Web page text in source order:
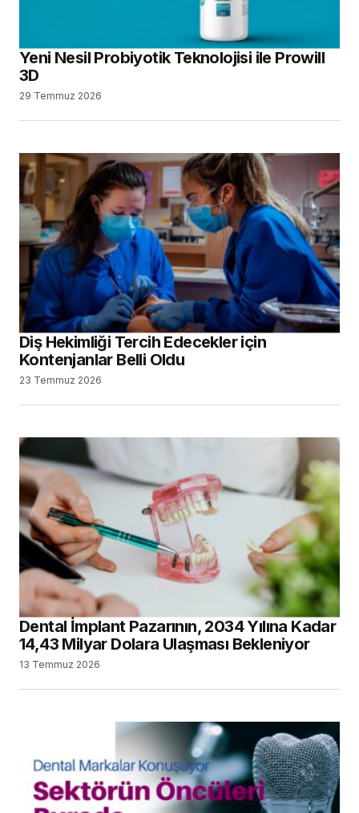
Yeni Nesil Probiyotik Teknolojisi ile Prowill
3D
29 Temmuz 2026
Diş Hekimliği Tercih Edecekler için
Kontenjanlar Belli Oldu
23 Temmuz 2026
Dental İmplant Pazarının, 2034 Yılına Kadar
14,43 Milyar Dolara Ulaşması Bekleniyor
13 Temmuz 2026